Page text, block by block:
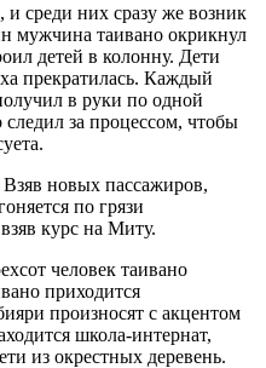
среди них сразу же возник
мужчина таивано окрикнул
детей в колонну. Дети
прекратилась. Каждый
в руки по одной
за процессом, чтобы
новых пассажиров,
по грязи
курс на Миту.
человек таивано
приходится
произносят с акцентом
школа-интернат,
из окрестных деревень.